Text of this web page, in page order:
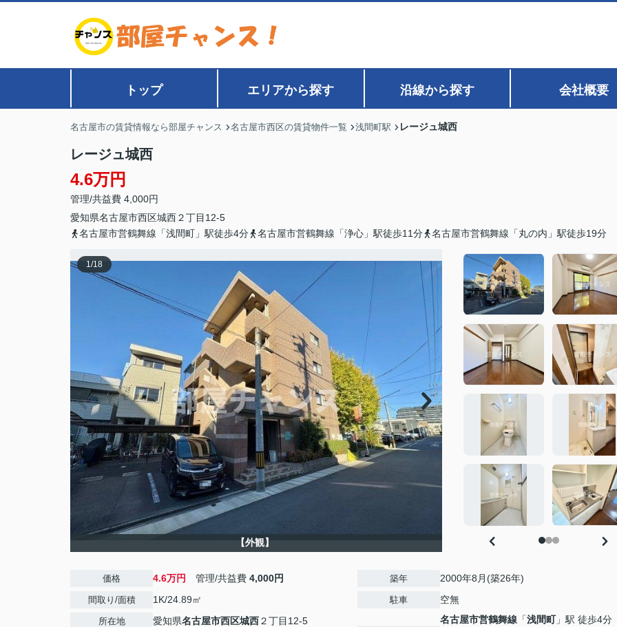
トップ エリアから探す 沿線から探す 会社概要
名古屋市の賃貸情報なら部屋チャンス 名古屋市西区の賃貸物件一覧 浅間町駅 レージュ城西
レージュ城西
4.6万円
管理/共益費 4,000円
愛知県名古屋市西区城西２丁目12-5
名古屋市営鶴舞線「浅間町」駅徒歩4分
名古屋市営鶴舞線「浄心」駅徒歩11分 名古屋市営鶴舞線「丸の内」駅徒歩19分
1/18
【外観】
価格 4.6万円 管理/共益費 4,000円
間取り/面積 1K/24.89㎡
所在地 愛知県名古屋市西区城西２丁目12-5
築年 2000年8月(築26年)
駐車 空無
名古屋市営鶴舞線 「浅間町」駅 徒歩4分